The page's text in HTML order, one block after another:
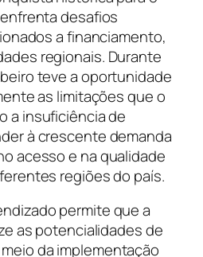
desafios
a financiamento,
regionais. Durante
teve a oportunidade
as limitações que o
a insuficiência de
à crescente demanda
acesso e na qualidade
regiões do país.
permite que a
as potencialidades de
da implementação